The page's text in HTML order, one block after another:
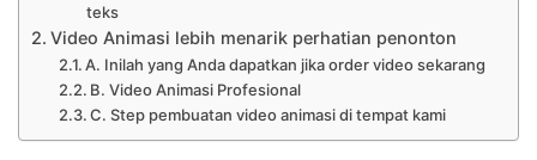
teks
Video Animasi lebih menarik perhatian penonton
A. Inilah yang Anda dapatkan jika order video sekarang
B. Video Animasi Profesional
C. Step pembuatan video animasi di tempat kami